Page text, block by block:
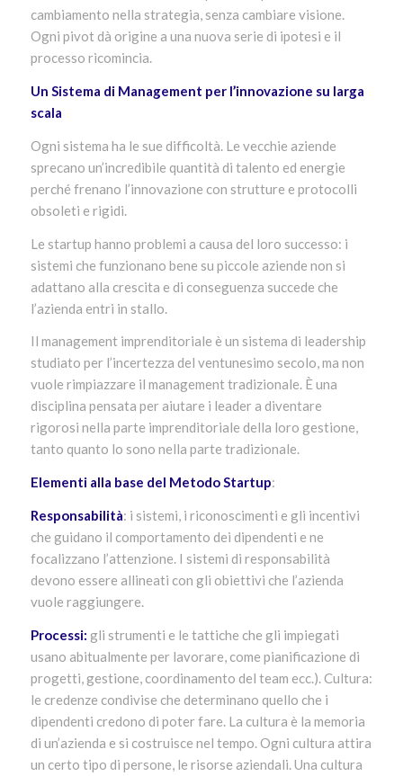
cambiamento nella strategia, senza cambiare visione.
Ogni pivot dà origine a una nuova serie di ipotesi e il
processo ricomincia.
Un Sistema di Management per l’innovazione su larga
scala
Ogni sistema ha le sue difficoltà. Le vecchie aziende
sprecano un’incredibile quantità di talento ed energie
perché frenano l’innovazione con strutture e protocolli
obsoleti e rigidi.
Le startup hanno problemi a causa del loro successo: i
sistemi che funzionano bene su piccole aziende non si
adattano alla crescita e di conseguenza succede che
l’azienda entri in stallo.
Il management imprenditoriale è un sistema di leadership
studiato per l’incertezza del ventunesimo secolo, ma non
vuole rimpiazzare il management tradizionale. È una
disciplina pensata per aiutare i leader a diventare
rigorosi nella parte imprenditoriale della loro gestione,
tanto quanto lo sono nella parte tradizionale.
Elementi alla base del Metodo Startup:
Responsabilità: i sistemi, i riconoscimenti e gli incentivi
che guidano il comportamento dei dipendenti e ne
focalizzano l’attenzione. I sistemi di responsabilità
devono essere allineati con gli obiettivi che l’azienda
vuole raggiungere.
Processi: gli strumenti e le tattiche che gli impiegati
usano abitualmente per lavorare, come pianificazione di
progetti, gestione, coordinamento del team ecc.). Cultura:
le credenze condivise che determinano quello che i
dipendenti credono di poter fare. La cultura è la memoria
di un’azienda e si costruisce nel tempo. Ogni cultura attira
un certo tipo di persone, le risorse aziendali. Una cultura